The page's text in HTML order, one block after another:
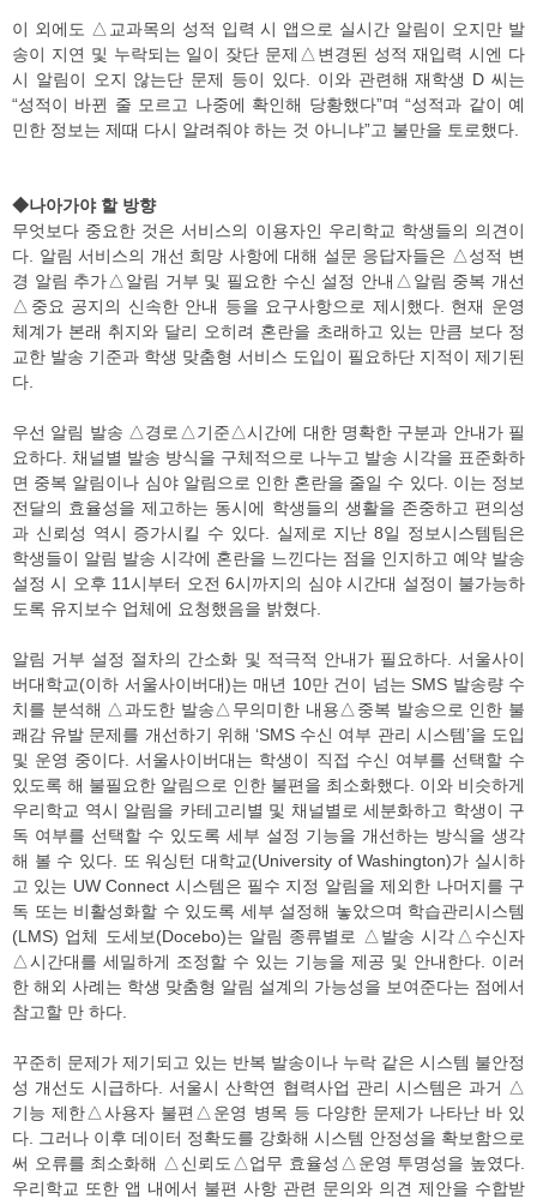
이 외에도 △교과목의 성적 입력 시 앱으로 실시간 알림이 오지만 발
송이 지연 및 누락되는 일이 잦단 문제△변경된 성적 재입력 시엔 다
시 알림이 오지 않는단 문제 등이 있다. 이와 관련해 재학생 D 씨는
“성적이 바뀐 줄 모르고 나중에 확인해 당황했다”며 “성적과 같이 예
민한 정보는 제때 다시 알려줘야 하는 것 아니냐”고 불만을 토로했다.
◆나아가야 할 방향
무엇보다 중요한 것은 서비스의 이용자인 우리학교 학생들의 의견이
다. 알림 서비스의 개선 희망 사항에 대해 설문 응답자들은 △성적 변
경 알림 추가△알림 거부 및 필요한 수신 설정 안내△알림 중복 개선
△중요 공지의 신속한 안내 등을 요구사항으로 제시했다. 현재 운영
체계가 본래 취지와 달리 오히려 혼란을 초래하고 있는 만큼 보다 정
교한 발송 기준과 학생 맞춤형 서비스 도입이 필요하단 지적이 제기된
다.
우선 알림 발송 △경로△기준△시간에 대한 명확한 구분과 안내가 필
요하다. 채널별 발송 방식을 구체적으로 나누고 발송 시각을 표준화하
면 중복 알림이나 심야 알림으로 인한 혼란을 줄일 수 있다. 이는 정보
전달의 효율성을 제고하는 동시에 학생들의 생활을 존중하고 편의성
과 신뢰성 역시 증가시킬 수 있다. 실제로 지난 8일 정보시스템팀은
학생들이 알림 발송 시각에 혼란을 느낀다는 점을 인지하고 예약 발송
설정 시 오후 11시부터 오전 6시까지의 심야 시간대 설정이 불가능하
도록 유지보수 업체에 요청했음을 밝혔다.
알림 거부 설정 절차의 간소화 및 적극적 안내가 필요하다. 서울사이
버대학교(이하 서울사이버대)는 매년 10만 건이 넘는 SMS 발송량 수
치를 분석해 △과도한 발송△무의미한 내용△중복 발송으로 인한 불
쾌감 유발 문제를 개선하기 위해 ‘SMS 수신 여부 관리 시스템’을 도입
및 운영 중이다. 서울사이버대는 학생이 직접 수신 여부를 선택할 수
있도록 해 불필요한 알림으로 인한 불편을 최소화했다. 이와 비슷하게
우리학교 역시 알림을 카테고리별 및 채널별로 세분화하고 학생이 구
독 여부를 선택할 수 있도록 세부 설정 기능을 개선하는 방식을 생각
해 볼 수 있다. 또 워싱턴 대학교(University of Washington)가 실시하
고 있는 UW Connect 시스템은 필수 지정 알림을 제외한 나머지를 구
독 또는 비활성화할 수 있도록 세부 설정해 놓았으며 학습관리시스템
(LMS) 업체 도세보(Docebo)는 알림 종류별로 △발송 시각△수신자
△시간대를 세밀하게 조정할 수 있는 기능을 제공 및 안내한다. 이러
한 해외 사례는 학생 맞춤형 알림 설계의 가능성을 보여준다는 점에서
참고할 만 하다.
꾸준히 문제가 제기되고 있는 반복 발송이나 누락 같은 시스템 불안정
성 개선도 시급하다. 서울시 산학연 협력사업 관리 시스템은 과거 △
기능 제한△사용자 불편△운영 병목 등 다양한 문제가 나타난 바 있
다. 그러나 이후 데이터 정확도를 강화해 시스템 안정성을 확보함으로
써 오류를 최소화해 △신뢰도△업무 효율성△운영 투명성을 높였다.
우리학교 또한 앱 내에서 불편 사항 관련 문의와 의견 제안을 수합받